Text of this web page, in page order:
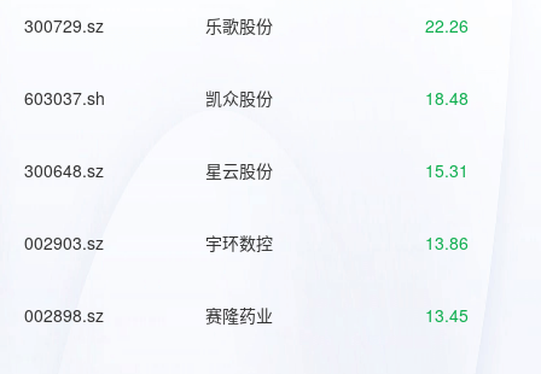
300729.sz 乐歌股份 22.26
603037.sh 凯众股份 18.48
300648.sz 星云股份 15.31
002903.sz 宇环数控 13.86
002898.sz 赛隆药业 13.45